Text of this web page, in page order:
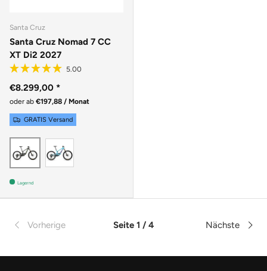
Santa Cruz
Santa Cruz Nomad 7 CC
XT Di2 2027
€8.299,00 *
oder ab €197,88 / Monat
GRATIS Versand
MATTE METALLIC EARTH
Lagernd
Vorherige Seite 1 / 4 Nächste